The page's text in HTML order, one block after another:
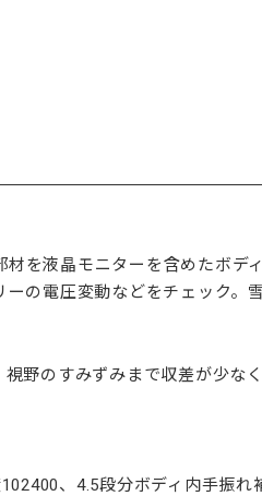
を液晶モニターを含めたボデ
の電圧変動などをチェック。
野のすみずみまで収差が少な
、4.5段分ボディ内手振